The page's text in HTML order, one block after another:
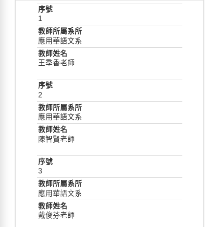
1
應用華語文系
王季香老師
2
應用華語文系
陳智賢老師
3
應用華語文系
戴俊芬老師